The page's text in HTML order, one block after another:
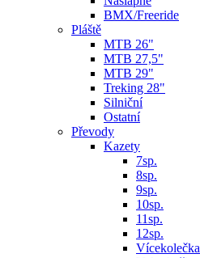
BMX/Freeride
Pláště
MTB 26"
MTB 27,5"
MTB 29"
Treking 28"
Silniční
Ostatní
Převody
Kazety
7sp.
8sp.
9sp.
10sp.
11sp.
12sp.
Vícekolečka